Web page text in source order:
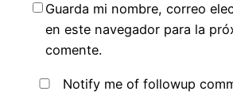
Guarda mi nombre, correo
en este navegador para la
comente.
Notify me of followup